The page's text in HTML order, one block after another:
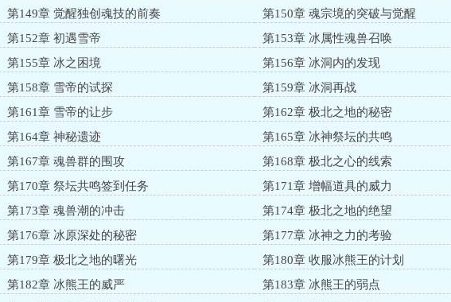
第149章 觉醒独创魂技的前奏
第150章 魂宗境的突破与觉醒
第152章 初遇雪帝
第153章 冰属性魂兽召唤
第155章 冰之困境
第156章 冰洞内的发现
第158章 雪帝的试探
第159章 冰洞再战
第161章 雪帝的让步
第162章 极北之地的秘密
第164章 神秘遗迹
第165章 冰神祭坛的共鸣
第167章 魂兽群的围攻
第168章 极北之心的线索
第170章 祭坛共鸣签到任务
第171章 增幅道具的威力
第173章 魂兽潮的冲击
第174章 极北之地的绝望
第176章 冰原深处的秘密
第177章 冰神之力的考验
第179章 极北之地的曙光
第180章 收服冰熊王的计划
第182章 冰熊王的威严
第183章 冰熊王的弱点